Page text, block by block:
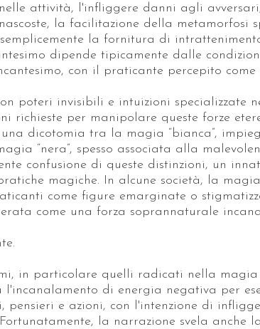
attività, l'infliggere danni agli
la facilitazione della metamorfosi
la fornitura di
dipende tipicamente dalle
con il praticante percepito come
poteri invisibili e intuizioni specializzate
richieste per manipolare queste forze
una dicotomia tra la magia “bianca”,
“nera”, spesso associata alla
confusione di queste distinzioni, un
magiche. In alcune società, la
come figure emarginate o
come una forza soprannaturale
in particolare quelli radicati nella magia
l'incanalamento di energia negativa per
pensieri e azioni, con l'intenzione di
la narrazione svela anche la